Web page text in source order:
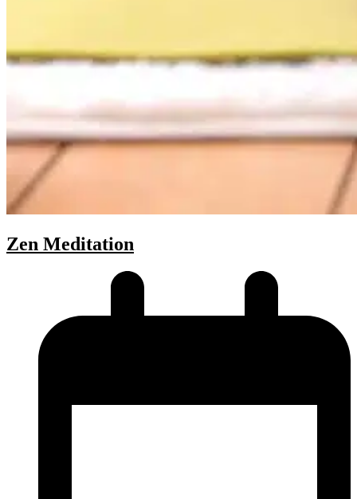
Zen Meditation